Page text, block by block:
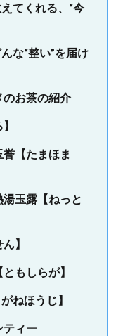
てくれる、“今
な“整い”を届け
のお茶の紹介
【たまほま
玉露【ねっと
】
もしらが】
ねほうじ】
ティー